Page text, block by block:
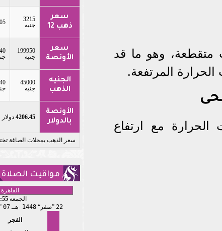
متقطعة، وهو ما قد
المرتفعة.
الحرارة مع ارتفاع
سعر
ذهب 12
3215
جنيه
سعر
الأونصة
199950
جنيه
الجنيه
الذهب
45000
جنيه
الأونصة
بالدولار
4206.45 دولار
سعر الذهب بمحلات الصاغة
مواقيت الصلاة
الجمعة
22 صفر 1448 هـ 07
الفجر